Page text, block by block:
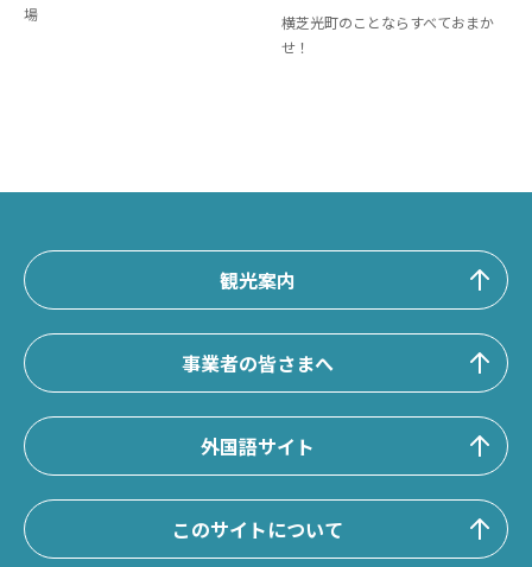
場
横芝光町のことならすべておまか
せ！
観光案内
事業者の皆さまへ
外国語サイト
このサイトについて